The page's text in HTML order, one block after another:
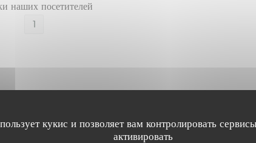
кукис и позволяет вам контролировать
активировать
наших посетителей
1